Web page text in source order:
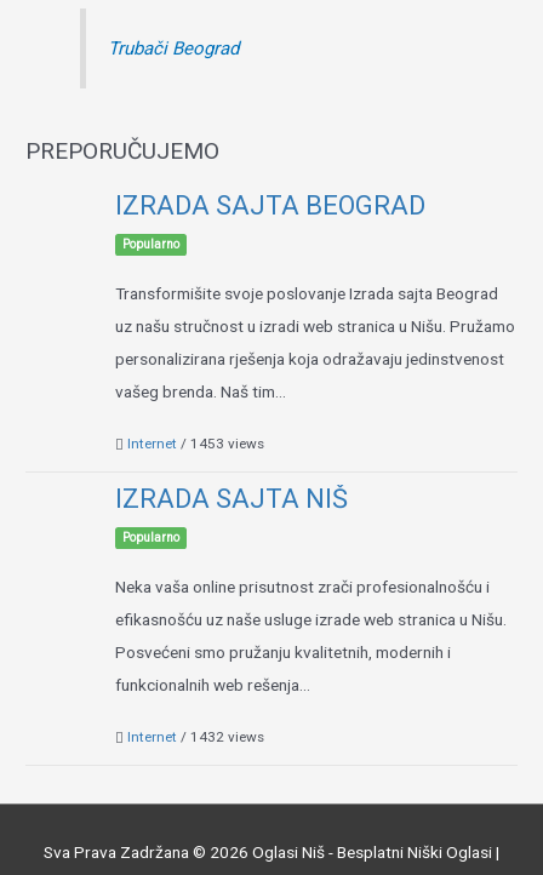
Trubači Beograd
PREPORUČUJEMO
IZRADA SAJTA BEOGRAD
Popularno
Transformišite svoje poslovanje Izrada sajta Beograd
uz našu stručnost u izradi web stranica u Nišu. Pružamo
personalizirana rješenja koja odražavaju jedinstvenost
vašeg brenda. Naš tim...
Internet / 1453 views
IZRADA SAJTA NIŠ
Popularno
Neka vaša online prisutnost zrači profesionalnošću i
efikasnošću uz naše usluge izrade web stranica u Nišu.
Posvećeni smo pružanju kvalitetnih, modernih i
funkcionalnih web rešenja...
Internet / 1432 views
Sva Prava Zadržana © 2026 Oglasi Niš - Besplatni Niški Oglasi|